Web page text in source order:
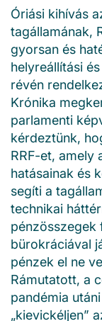
Óriási kihívás
tagállamának,
gyorsan és
helyreállítási
révén
Krónika
parlamenti
kérdeztünk,
RRF-et, amely
hatásainak és
segíti a
technikai
pénzösszegek
bürokráciával
pénzek el ne
Rámutatott, a
pandémia
„kievickéljen”